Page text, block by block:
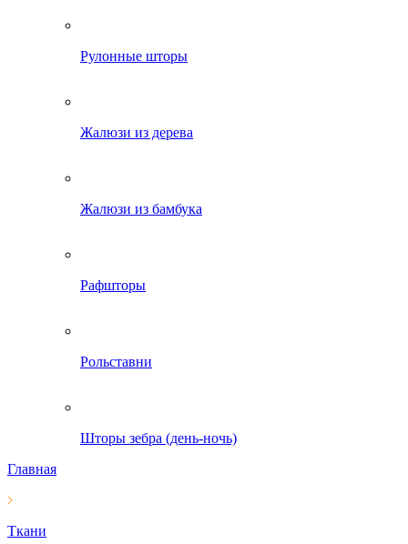
Рулонные шторы
Жалюзи из дерева
Жалюзи из бамбука
Рафшторы
Рольставни
Шторы зебра (день-ночь)
Главная
Ткани